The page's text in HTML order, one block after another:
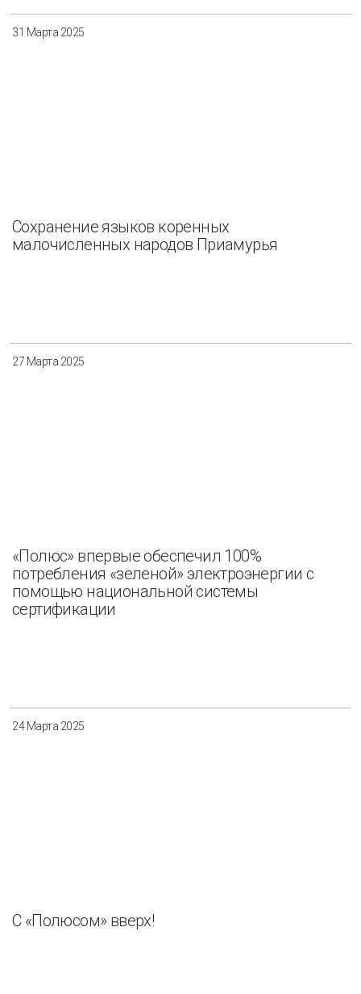
31 Марта 2025
Сохранение языков коренных
малочисленных народов Приамурья
27 Марта 2025
«Полюс» впервые обеспечил 100%
потребления «зеленой» электроэнергии с
помощью национальной системы
сертификации
24 Марта 2025
C «Полюсом» вверх!